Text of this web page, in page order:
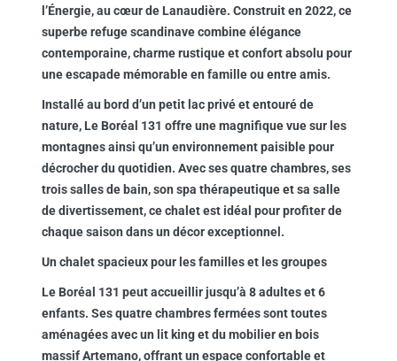
l’Énergie, au cœur de Lanaudière. Construit en 2022, ce
superbe refuge scandinave combine élégance
contemporaine, charme rustique et confort absolu pour
une escapade mémorable en famille ou entre amis.
Installé au bord d’un petit lac privé et entouré de
nature, Le Boréal 131 offre une magnifique vue sur les
montagnes ainsi qu’un environnement paisible pour
décrocher du quotidien. Avec ses quatre chambres, ses
trois salles de bain, son spa thérapeutique et sa salle
de divertissement, ce chalet est idéal pour profiter de
chaque saison dans un décor exceptionnel.
Un chalet spacieux pour les familles et les groupes
Le Boréal 131 peut accueillir jusqu’à 8 adultes et 6
enfants. Ses quatre chambres fermées sont toutes
aménagées avec un lit king et du mobilier en bois
massif Artemano, offrant un espace confortable et